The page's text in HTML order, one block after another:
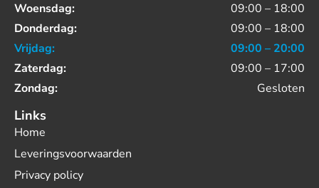
Woensdag:
09:00 – 18:00
Donderdag:
09:00 – 18:00
Vrijdag:
09:00 – 20:00
Zaterdag:
09:00 – 17:00
Zondag:
Gesloten
Links
Home
Leveringsvoorwaarden
Privacy policy